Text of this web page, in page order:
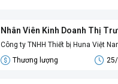
Nhân Viên Kinh Doanh Thị
Hòa Công Nghiệp)
Công ty TNHH Thiết bị Huna Việt
Thương lượng